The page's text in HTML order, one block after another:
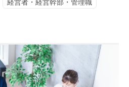
経営者・経営幹部・管理職